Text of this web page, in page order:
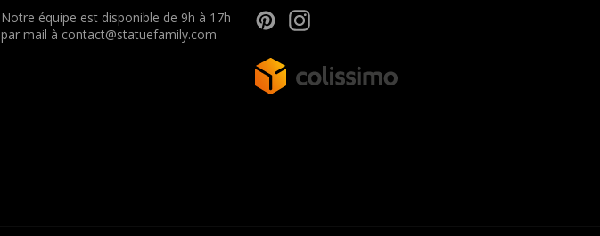
Notre équipe est disponible de 9h à 17h
par mail à contact@statuefamily.com
Pinterest